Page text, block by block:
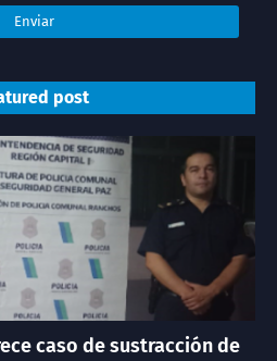
post
caso de sustracción de